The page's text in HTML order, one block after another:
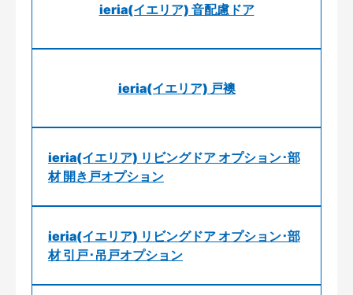
ieria(イエリア) 音配慮ドア
ieria(イエリア) 戸襖
ieria(イエリア) リビングドア オプション･部
材 開き戸オプション
ieria(イエリア) リビングドア オプション･部
材 引戸･吊戸オプション